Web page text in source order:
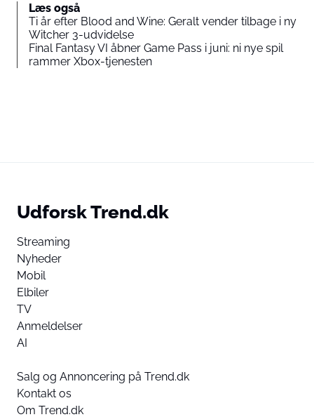
Læs også
Ti år efter Blood and Wine: Geralt vender tilbage i ny
Witcher 3-udvidelse
Final Fantasy VI åbner Game Pass i juni: ni nye spil
rammer Xbox-tjenesten
Udforsk Trend.dk
Streaming
Nyheder
Mobil
Elbiler
TV
Anmeldelser
AI
Salg og Annoncering på Trend.dk
Kontakt os
Om Trend.dk